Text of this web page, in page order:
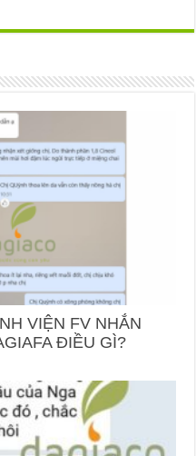
VIỆN FV NHẮN
ĐIỀU GÌ?